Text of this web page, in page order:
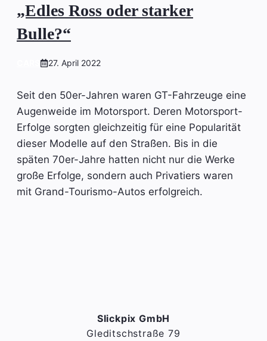
„Edles Ross oder starker
Bulle?“
27. April 2022
Seit den 50er-Jahren waren GT-Fahrzeuge eine
Augenweide im Motorsport. Deren Motorsport-
Erfolge sorgten gleichzeitig für eine Popularität
dieser Modelle auf den Straßen. Bis in die
späten 70er-Jahre hatten nicht nur die Werke
große Erfolge, sondern auch Privatiers waren
mit Grand-Tourismo-Autos erfolgreich.
Slickpix GmbH
Gleditschstraße 79